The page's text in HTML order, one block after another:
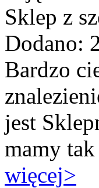
Sklep z
Dodano:
Bardzo
jest
mamy
więcej>